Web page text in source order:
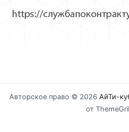
Авторское право © 2026 АйТи-
от